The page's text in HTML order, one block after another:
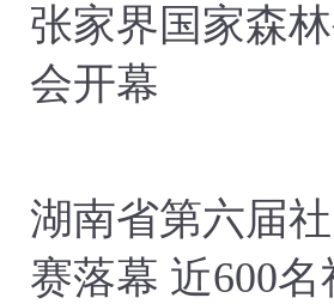
五届运动会选
张家界国家森
会开幕
湖南省第六届
赛落幕 近600